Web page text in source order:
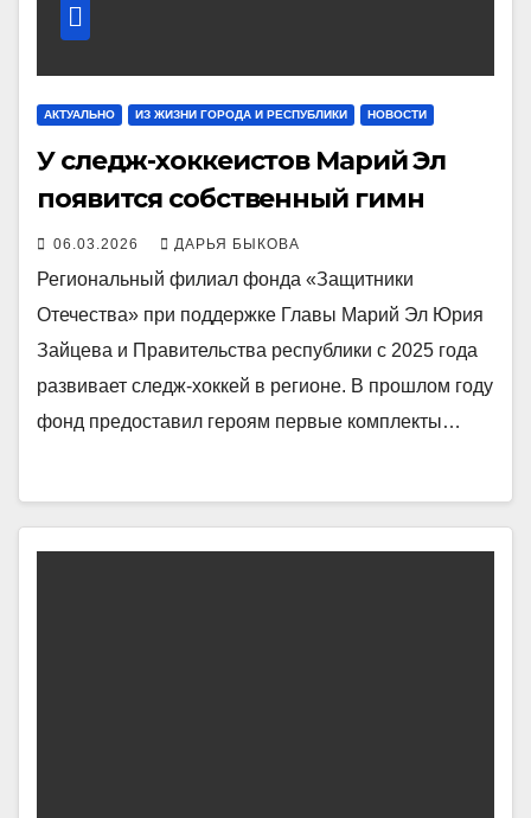
АКТУАЛЬНО ИЗ ЖИЗНИ ГОРОДА И РЕСПУБЛИКИ НОВОСТИ
У следж-хоккеистов Марий Эл
появится собственный гимн
06.03.2026 ДАРЬЯ БЫКОВА
Региональный филиал фонда «Защитники
Отечества» при поддержке Главы Марий Эл Юрия
Зайцева и Правительства республики с 2025 года
развивает следж-хоккей в регионе. В прошлом году
фонд предоставил героям первые комплекты…